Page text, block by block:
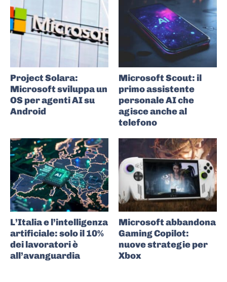
Project Solara:
Microsoft sviluppa un
OS per agenti AI su
Android
Microsoft Scout: il
primo assistente
personale AI che
agisce anche al
telefono
L’Italia e l’intelligenza
artificiale: solo il 10%
dei lavoratori è
all’avanguardia
Microsoft abbandona
Gaming Copilot:
nuove strategie per
Xbox